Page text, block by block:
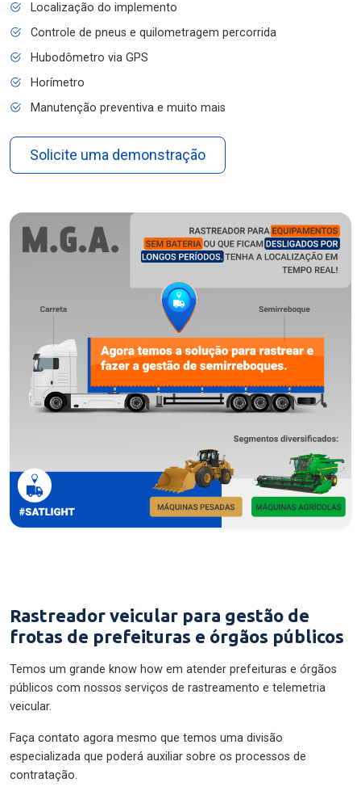
Localização do implemento
Controle de pneus e quilometragem percorrida
Hubodômetro via GPS
Horímetro
Manutenção preventiva e muito mais
Solicite uma demonstração
Rastreador veicular para gestão de
frotas de prefeituras e órgãos públicos
Temos um grande know how em atender prefeituras e órgãos
públicos com nossos serviços de rastreamento e telemetria
veicular.
Faça contato agora mesmo que temos uma divisão
especializada que poderá auxiliar sobre os processos de
contratação.